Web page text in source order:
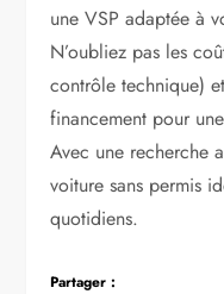
une VSP adaptée à
N’oubliez pas les
contrôle technique)
financement pour
Avec une recherche
voiture sans permis
quotidiens.
Partager :